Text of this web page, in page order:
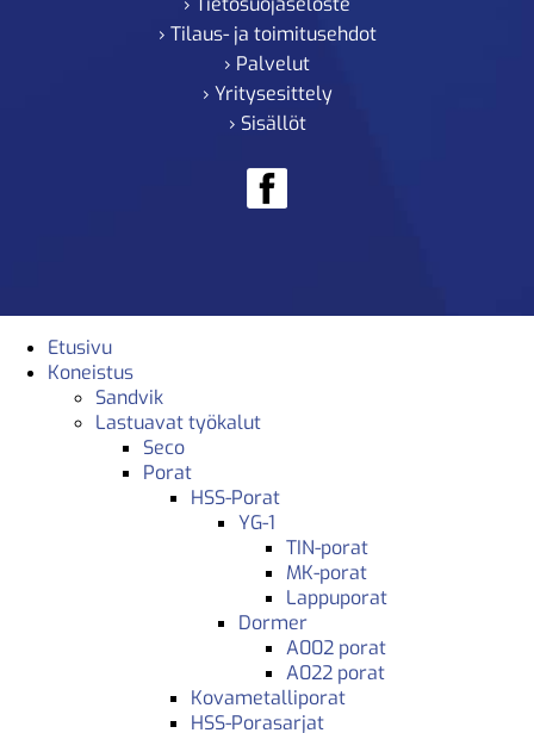
› Tilaus- ja toimitusehdot
› Palvelut
› Yritysesittely
› Sisällöt
Etusivu
Koneistus
Sandvik
Lastuavat työkalut
Seco
Porat
HSS-Porat
YG-1
TIN-porat
MK-porat
Lappuporat
Dormer
A002 porat
A022 porat
Kovametalliporat
HSS-Porasarjat